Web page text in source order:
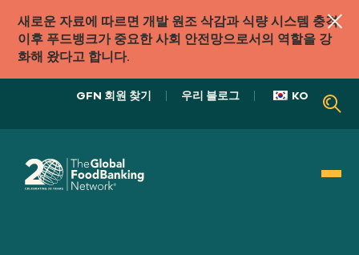
새로운 자료에 따르면 개발 원조 삭감과 식량 시스템 충격
이후 푸드뱅크가 중요한 사회 안전망으로서의 역할을 강
화해 왔다고 합니다.
GFN 회원 찾기 우리 블로그 KO